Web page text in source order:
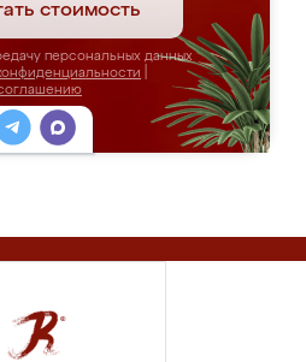
стоимость
персональных данных